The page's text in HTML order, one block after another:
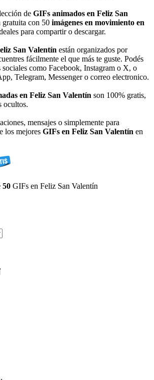
de GIFs animados en Feliz San
gratuita con 50 imágenes en movimiento en
para compartir o descargar.
San Valentín están organizados por
fácilmente el que más te guste. Podés
sociales como Facebook, Instagram o X, o
Telegram, Messenger o correo electronico.
en Feliz San Valentín son 100% gratis,
ocultos.
mensajes o simplemente para
los mejores GIFs en Feliz San Valentín en
50 GIFs en Feliz San Valentín